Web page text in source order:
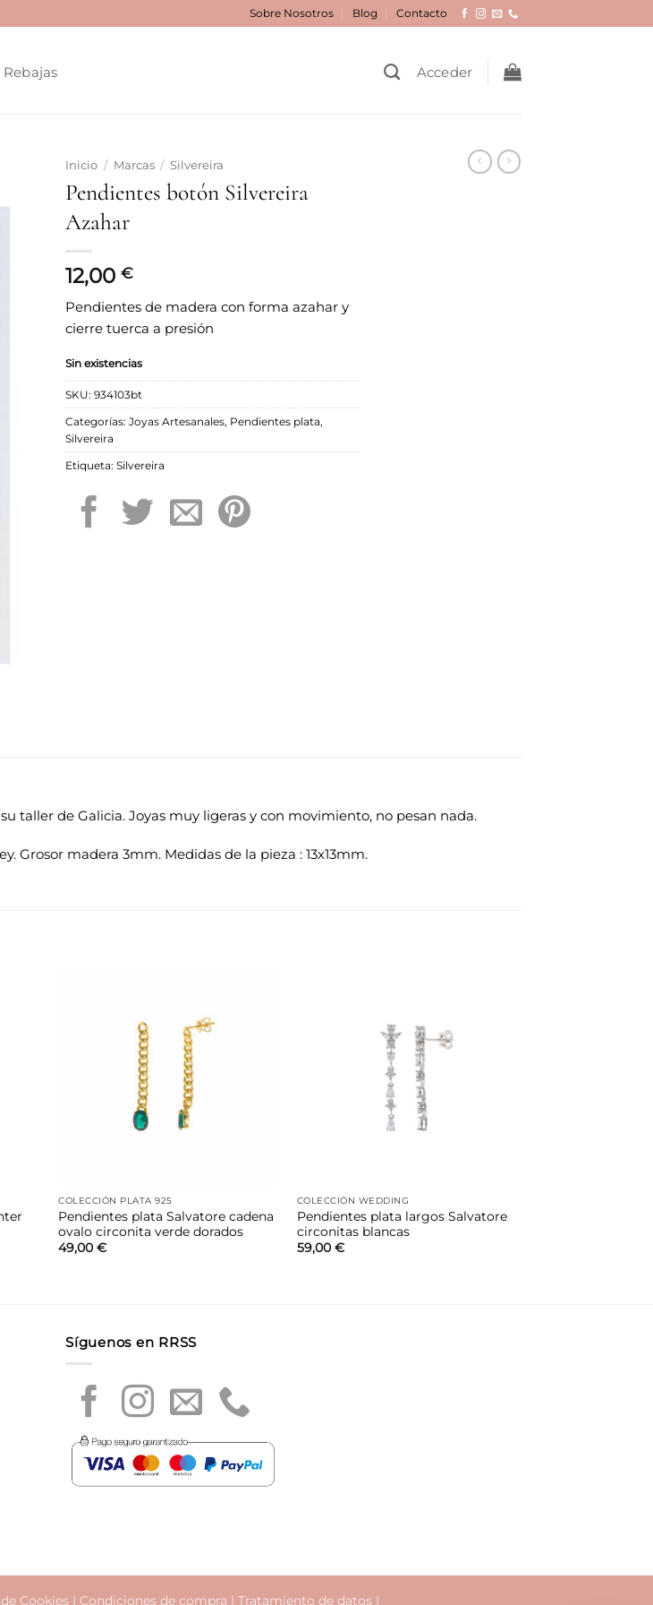
Sobre Nosotros Blog Contacto
Rebajas Acceder
Inicio / Marcas / Silvereira
Pendientes botón Silvereira
Azahar
12,00 €
Pendientes de madera con forma azahar y
cierre tuerca a presión
Sin existencias
SKU: 934103bt
Categorías: Joyas Artesanales, Pendientes plata,
Silvereira
Etiqueta: Silvereira
taller de Galicia. Joyas muy ligeras y con movimiento, no pesan nada.
Grosor madera 3mm. Medidas de la pieza : 13x13mm.
COLECCIÓN PLATA 925
Pendientes plata Salvatore cadena
ovalo circonita verde dorados
49,00€
COLECCIÓN WEDDING
Pendientes plata largos Salvatore
circonitas blancas
59,00 €
Síguenos en RRSS
Cookies| Condiciones de compra | Tratamiento de datos|